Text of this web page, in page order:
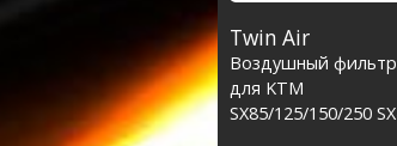
Twin Air
Воздушный фильтр
для KTM
SX85/125/150/250